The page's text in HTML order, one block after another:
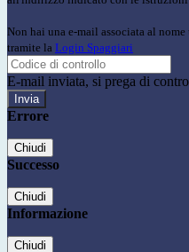
Non hai una e-mail associata al
tramite la Login Spaggiari
E-mail inviata, si prega di
Errore
Chiudi
Successo
Chiudi
Informazione
Chiudi